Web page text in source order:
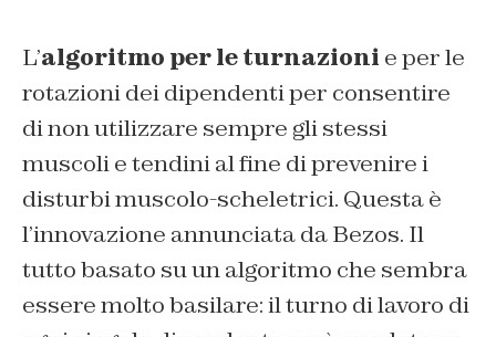
L’algoritmo per le turnazioni e per le
rotazioni dei dipendenti per consentire
di non utilizzare sempre gli stessi
muscoli e tendini al fine di prevenire i
disturbi muscolo-scheletrici. Questa è
l’innovazione annunciata da Bezos. Il
tutto basato su un algoritmo che sembra
essere molto basilare: il turno di lavoro di